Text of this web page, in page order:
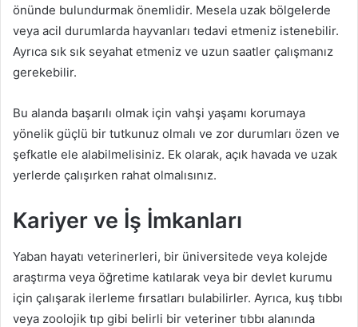
önünde bulundurmak önemlidir. Mesela uzak bölgelerde
veya acil durumlarda hayvanları tedavi etmeniz istenebilir.
Ayrıca sık sık seyahat etmeniz ve uzun saatler çalışmanız
gerekebilir.
Bu alanda başarılı olmak için vahşi yaşamı korumaya
yönelik güçlü bir tutkunuz olmalı ve zor durumları özen ve
şefkatle ele alabilmelisiniz. Ek olarak, açık havada ve uzak
yerlerde çalışırken rahat olmalısınız.
Kariyer ve İş İmkanları
Yaban hayatı veterinerleri, bir üniversitede veya kolejde
araştırma veya öğretime katılarak veya bir devlet kurumu
için çalışarak ilerleme fırsatları bulabilirler. Ayrıca, kuş tıbbı
veya zoolojik tıp gibi belirli bir veteriner tıbbı alanında